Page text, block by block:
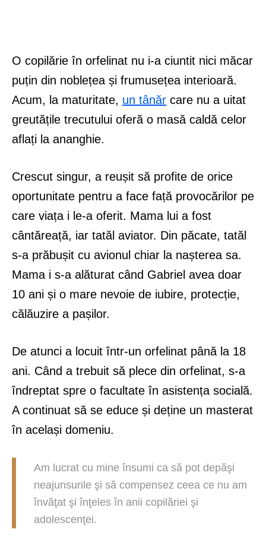
O copilărie în orfelinat nu i-a ciuntit nici măcar
puțin din noblețea și frumusețea interioară.
Acum, la maturitate, un tânăr care nu a uitat
greutățile trecutului oferă o masă caldă celor
aflați la ananghie.
Crescut singur, a reușit să profite de orice
oportunitate pentru a face față provocărilor pe
care viața i le-a oferit. Mama lui a fost
cântăreață, iar tatăl aviator. Din păcate, tatăl
s-a prăbușit cu avionul chiar la nașterea sa.
Mama i s-a alăturat când Gabriel avea doar
10 ani și o mare nevoie de iubire, protecție,
călăuzire a pașilor.
De atunci a locuit într-un orfelinat până la 18
ani. Când a trebuit să plece din orfelinat, s-a
îndreptat spre o facultate în asistența socială.
A continuat să se educe și deține un masterat
în același domeniu.
Am lucrat cu mine însumi ca să pot depăşi
neajunsurile şi să compensez ceea ce nu am
învăţat şi înţeles în anii copilăriei şi
adolescenţei.